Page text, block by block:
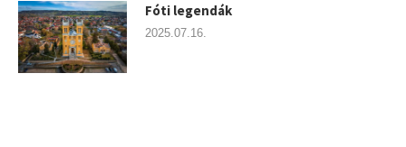
Fóti legendák
2025.07.16.